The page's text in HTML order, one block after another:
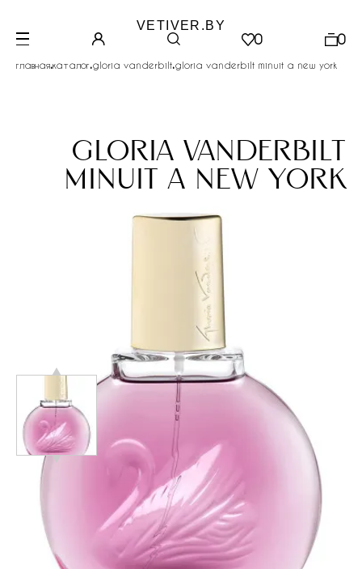
VETIVER.BY
0 0
главная.каталог.gloria vanderbilt.gloria vanderbilt minuit a new york
gloria vanderbilt
minuit a new york